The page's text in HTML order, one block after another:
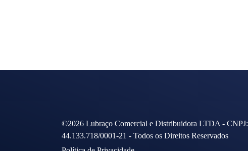
©2026 Lubraço Comercial e Distribuidora LTDA - CNPJ:
44.133.718/0001-21 - Todos os Direitos Reservados